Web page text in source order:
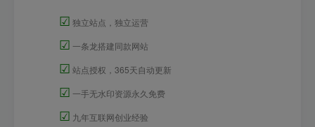
☑ 独立站点，独立运营
☑ 一条龙搭建同款网站
☑ 站点授权，365天自动更新
☑ 一手无水印资源永久免费
☑ 九年互联网创业经验